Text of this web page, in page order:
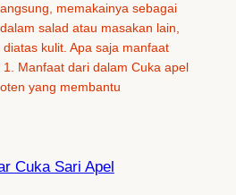
memakainya sebagai
salad atau masakan lain,
kulit. Apa saja manfaat
Manfaat dari dalam Cuka apel
yang membantu